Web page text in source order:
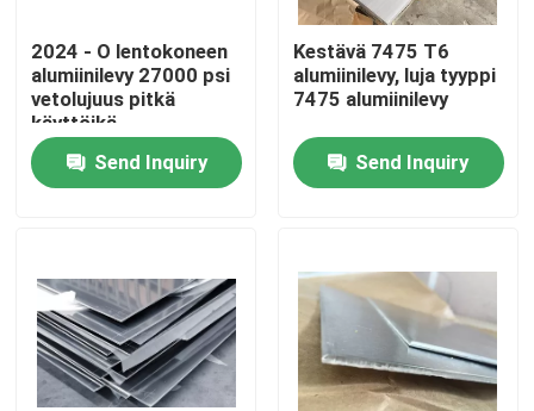
Products
Videos
2024 - O lentokoneen
alumiinilevy 27000 psi
vetolujuus pitkä
käyttöikä
Send Inquiry
Kestävä 7475 T6
alumiinilevy, luja tyyppi
7475 alumiinilevy
Send Inquiry